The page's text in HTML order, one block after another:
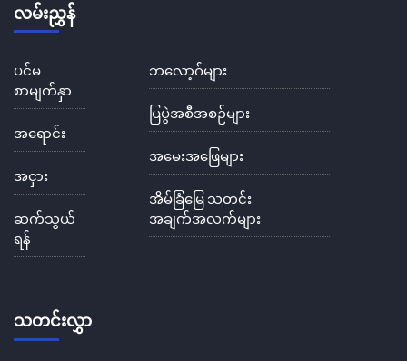
လမ်းညွှန်
ပင်မ
စာမျက်နှာ
အရောင်း
အငှား
ဆက်သွယ်
ရန်
ဘလော့ဂ်များ
ပြပွဲအစီအစဉ်များ
အမေးအဖြေများ
အိမ်ခြံမြေ သတင်း
အချက်အလက်များ
သတင်းလွှာ